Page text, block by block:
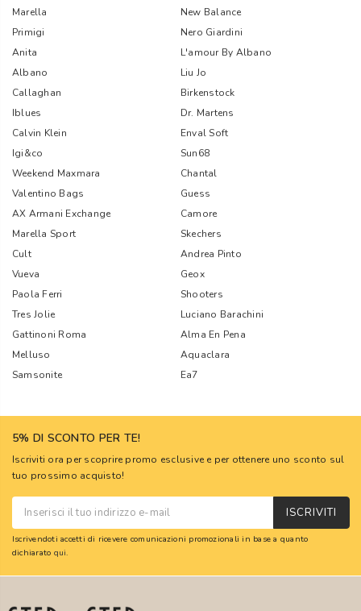
Marella
New Balance
Primigi
Nero Giardini
Anita
L'amour By Albano
Albano
Liu Jo
Callaghan
Birkenstock
Iblues
Dr. Martens
Calvin Klein
Enval Soft
Igi&co
Sun68
Weekend Maxmara
Chantal
Valentino Bags
Guess
AX Armani Exchange
Camore
Marella Sport
Skechers
Cult
Andrea Pinto
Vueva
Geox
Paola Ferri
Shooters
Tres Jolie
Luciano Barachini
Gattinoni Roma
Alma En Pena
Melluso
Aquaclara
Samsonite
Ea7
5% DI SCONTO PER TE!
Iscriviti ora per scoprire promo esclusive e per ottenere uno sconto sul
tuo prossimo acquisto!
ISCRIVITI
Iscrivendoti accetti di ricevere comunicazioni promozionali in base a quanto
dichiarato qui.